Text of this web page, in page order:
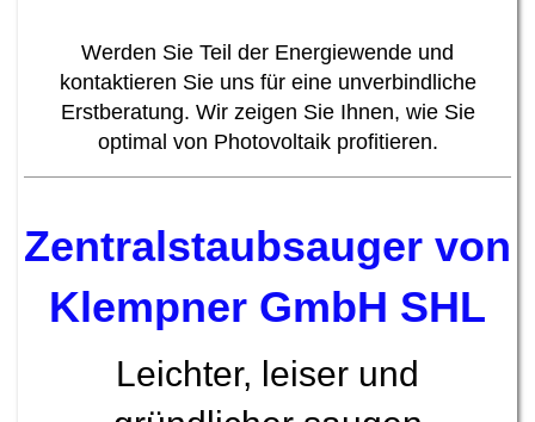
Werden Sie Teil der Energiewende und
kontaktieren Sie uns für eine unverbindliche
Erstberatung. Wir zeigen Sie Ihnen, wie Sie
optimal von Photovoltaik profitieren.
Zentralstaubsauger von
Klempner GmbH SHL
Leichter, leiser und